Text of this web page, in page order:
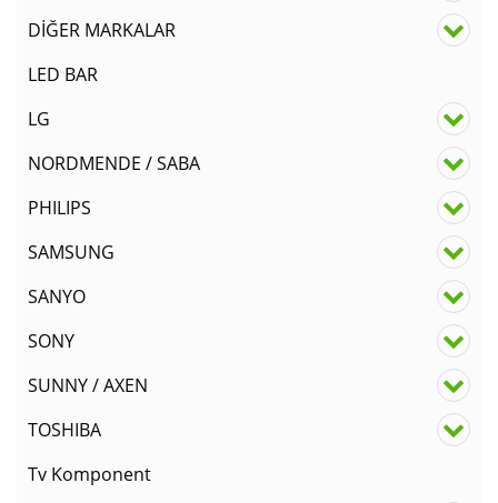
DİĞER MARKALAR
LED BAR
LG
NORDMENDE / SABA
PHILIPS
SAMSUNG
SANYO
SONY
SUNNY / AXEN
TOSHIBA
Tv Komponent